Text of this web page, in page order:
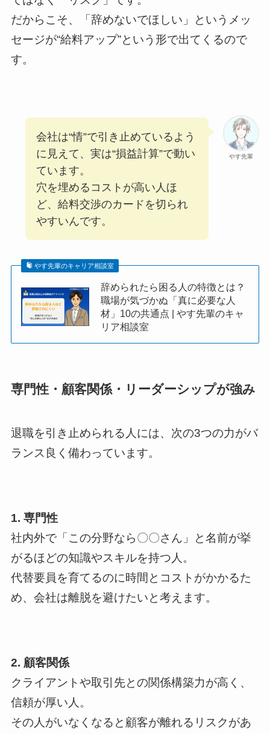
だからこそ、「辞めないでほしい」というメッ
セージが“給料アップ”という形で出てくるので
す。
やす先輩
会社は“情”で引き止めているよう
に見えて、実は“損益計算”で動い
ています。
穴を埋めるコストが高い人ほ
ど、給料交渉のカードを切られ
やすいんです。
やす先輩のキャリア相談室
辞められたら困る人の特徴とは？
職場が気づかぬ「真に必要な人
材」10の共通点 | やす先輩のキャ
リア相談室
専門性・顧客関係・リーダーシップが強み
退職を引き止められる人には、次の3つの力がバ
ランス良く備わっています。
1. 専門性
社内外で「この分野なら〇〇さん」と名前が挙
がるほどの知識やスキルを持つ人。
代替要員を育てるのに時間とコストがかかるた
め、会社は離脱を避けたいと考えます。
2. 顧客関係
クライアントや取引先との関係構築力が高く、
信頼が厚い人。
その人がいなくなると顧客が離れるリスクがあ